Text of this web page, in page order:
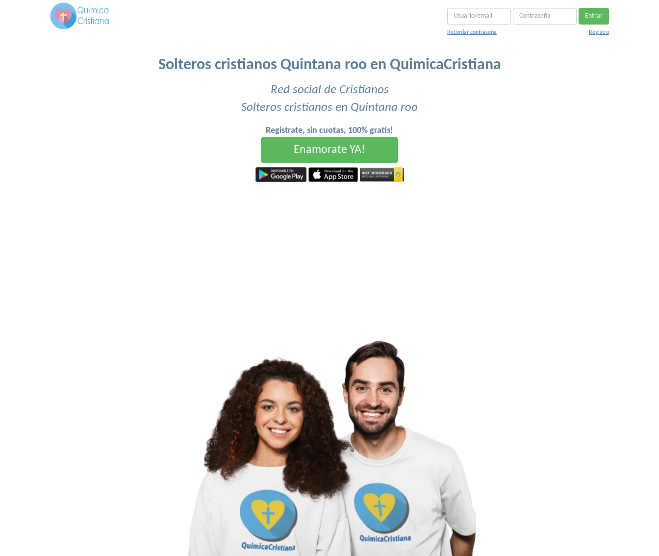
Entrar
Recordar contraseña Registro
Solteros cristianos Quintana roo en QuimicaCristiana
Red social de Cristianos
Solteros cristianos en Quintana roo
Registrate, sin cuotas, 100% gratis!
Enamorate YA!